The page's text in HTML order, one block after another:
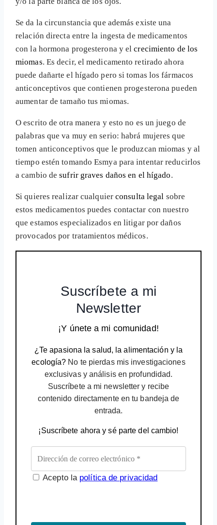
Se da la circunstancia que además existe una
relación directa entre la ingesta de medicamentos
con la hormona progesterona y elcrecimiento de los
miomas. Es decir, el medicamento retirado ahora
puede dañarte el hígado pero si tomas los fármacos
anticonceptivos que contienen progesterona pueden
aumentar de tamaño tus miomas.
O escrito de otra manera y esto no es un juego de
palabras que va muy en serio: habrá mujeres que
tomen anticonceptivos que le produzcan miomas y al
tiempo estén tomando Esmya para intentar reducirlos
a cambio desufrir graves daños en el hígado.
Si quieres realizar cualquierconsulta legal sobre
estos medicamentos puedes contactar con nuestro
que estamos especializados en litigar por daños
provocados por tratamientos médicos.
Suscríbete a mi
Newsletter
¡Y únete a mi comunidad!
¿Te apasiona la salud, la alimentación y la
ecología? No te pierdas mis investigaciones
exclusivas y análisis en profundidad.
Suscríbete a mi newsletter y recibe
contenido directamente en tu bandeja de
entrada.
¡Suscríbete ahora y sé parte del cambio!
Acepto la política de privacidad